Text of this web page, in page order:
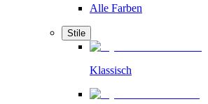
Alle Farben
Stile
Klassisch